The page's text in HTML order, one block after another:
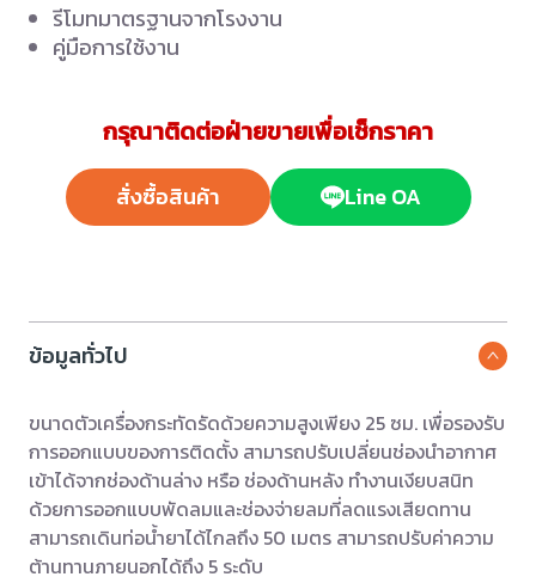
รีโมทมาตรฐานจากโรงงาน
คู่มือการใช้งาน
กรุณาติดต่อฝ่ายขายเพื่อเช็กราคา
สั่งซื้อสินค้า Line OA
ข้อมูลทั่วไป
ขนาดตัวเครื่องกระทัดรัดด้วยความสูงเพียง 25 ซม. เพื่อรองรับ
การออกแบบของการติดตั้ง สามารถปรับเปลี่ยนช่องนำอากาศ
เข้าได้จากช่องด้านล่าง หรือ ช่องด้านหลัง ทำงานเงียบสนิท
ด้วยการออกแบบพัดลมและช่องจ่ายลมที่ลดแรงเสียดทาน
สามารถเดินท่อน้ำยาได้ไกลถึง 50 เมตร สามารถปรับค่าความ
ต้านทานภายนอกได้ถึง 5 ระดับ